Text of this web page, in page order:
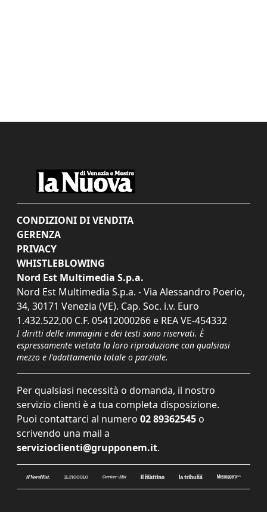
CONDIZIONI DI VENDITA
GERENZA
PRIVACY
WHISTLEBLOWING
Nord Est Multimedia S.p.a.
Nord Est Multimedia S.p.a. - Via Alessandro Poerio,
34, 30171 Venezia (VE). Cap. Soc. i.v. Euro
1.432.522,00 C.F. 05412000266 e REA VE-454332
I diritti delle immagini e dei testi sono riservati. È
espressamente vietata la loro riproduzione con qualsiasi
mezzo e l'adattamento totale o parziale.
Per qualsiasi necessità o domanda, il nostro
servizio clienti è a tua completa disposizione.
Puoi contattarci al numero 02 89362545 o
scrivendo una mail a
servizioclienti@grupponem.it.